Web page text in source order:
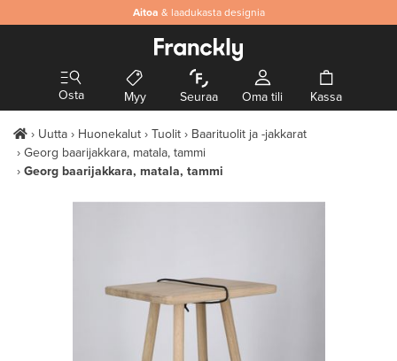
Aitoa & laadukasta designia
Osta Myy Seuraa Oma tili Kassa
Uutta Huonekalut Tuolit
Baarituolit ja -jakkarat
Georg baarijakkara, matala, tammi
Georg baarijakkara, matala, tammi